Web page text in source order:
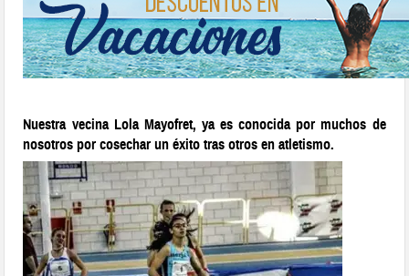
Nuestra vecina Lola Mayofret, ya es conocida por muchos de
nosotros por cosechar un éxito tras otros en atletismo.